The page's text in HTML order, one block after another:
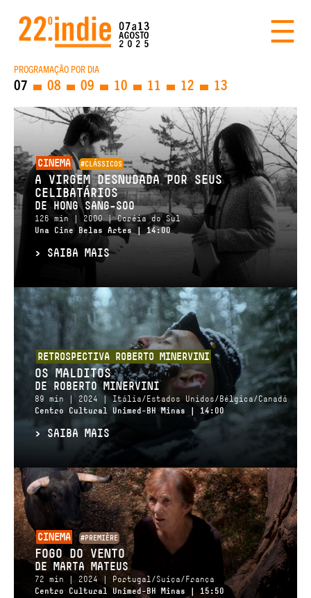
PROGRAMAÇÃO POR DIA
07 08 09 10 11 12 13
CINEMA #CLÁSSICOS
A VIRGEM DESNUDADA POR SEUS
CELIBATÁRIOS
DE HONG SANG-SOO
126 min | 2000 | Coréia do Sul
Una Cine Belas Artes | 14:00
> SAIBA MAIS
RETROSPECTIVA ROBERTO MINERVINI
OS MALDITOS
DE ROBERTO MINERVINI
89 min | 2024 | Itália/Estados Unidos/Bélgica/Canadá
Centro Cultural Unimed-BH Minas | 14:00
> SAIBA MAIS
CINEMA #PREMIÈRE
FOGO DO VENTO
DE MARTA MATEUS
72 min | 2024 | Portugal/Suíça/França
Centro Cultural Unimed-BH Minas | 15:50